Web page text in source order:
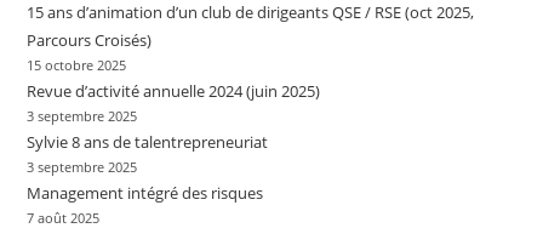
15 ans d’animation d’un club de dirigeants QSE / RSE (oct 2025,
Parcours Croisés)
15 octobre 2025
Revue d’activité annuelle 2024 (juin 2025)
3 septembre 2025
Sylvie 8 ans de talentrepreneuriat
3 septembre 2025
Management intégré des risques
7 août 2025